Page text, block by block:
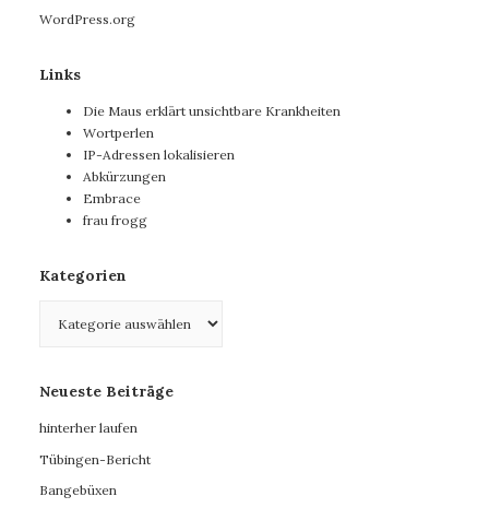
WordPress.org
Links
Die Maus erklärt unsichtbare Krankheiten
Wortperlen
IP-Adressen lokalisieren
Abkürzungen
Embrace
frau frogg
Kategorien
Neueste Beiträge
hinterher laufen
Tübingen-Bericht
Bangebüxen